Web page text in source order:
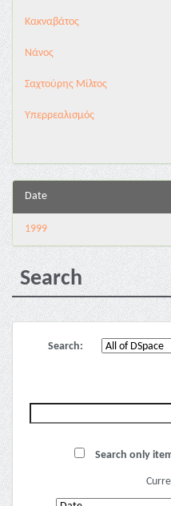
Κακναβάτος
Νάνος
Σαχτούρης Μίλτος
Υπερρεαλισμός
Date
1999
Search
Search:
Search only